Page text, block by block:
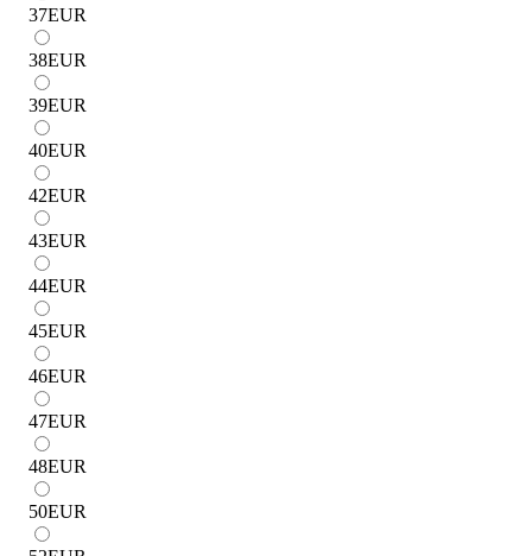
37EUR
38EUR
39EUR
40EUR
42EUR
43EUR
44EUR
45EUR
46EUR
47EUR
48EUR
50EUR